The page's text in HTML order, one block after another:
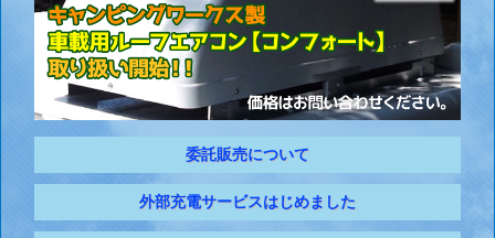
委託販売について
外部充電サービスはじめました